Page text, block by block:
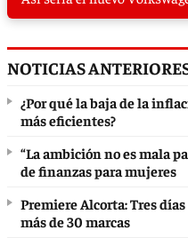
NOTICIAS
¿Por qué la baja de la
más eficientes?
“La ambición no es mala
de finanzas para mujeres
Premiere Alcorta: Tres
más de 30 marcas